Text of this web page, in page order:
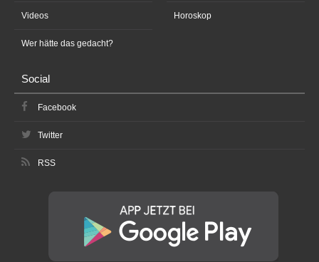
Videos
Wer hätte das gedacht?
Horoskop
Social
Facebook
Twitter
RSS